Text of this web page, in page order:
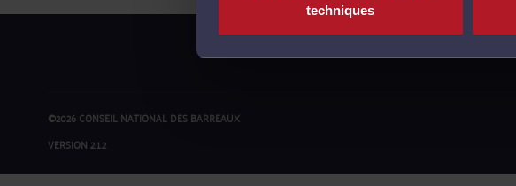
techniques
©2026 CONSEIL NATIONAL DES BARREAUX
VERSION 2.1.2